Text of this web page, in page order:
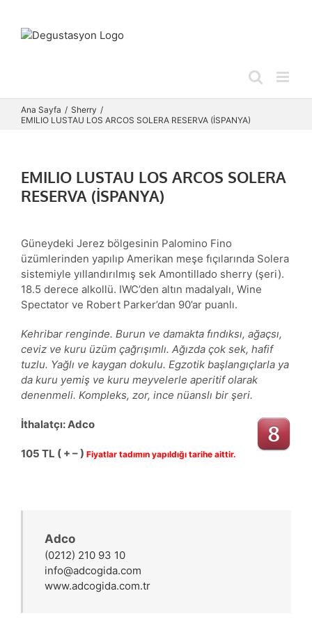
content
Ana Sayfa
Sherry
EMILIO LUSTAU LOS ARCOS SOLERA RESERVA (İSPANYA)
EMILIO LUSTAU LOS ARCOS SOLERA
RESERVA (İSPANYA)
Güneydeki Jerez bölgesinin Palomino Fino
üzümlerinden yapılıp Amerikan meşe fıçılarında Solera
sistemiyle yıllandırılmış sek Amontillado sherry (şeri).
18.5 derece alkollü. IWC’den altın madalyalı, Wine
Spectator ve Robert Parker’dan 90’ar puanlı.
Kehribar renginde. Burun ve damakta fındıksı, ağaçsı,
ceviz ve kuru üzüm çağrışımlı. Ağızda çok sek, hafif
tuzlu. Yağlı ve kaygan dokulu. Egzotik başlangıçlarla ya
da kuru yemiş ve kuru meyvelerle aperitif olarak
denenmeli. Kompleks, zor, ince nüanslı bir şeri.
İthalatçı: Adco
105 TL ( + – ) Fiyatlar tadımın yapıldığı tarihe aittir.
Adco
(0212) 210 93 10
info@adcogida.com
www.adcogida.com.tr